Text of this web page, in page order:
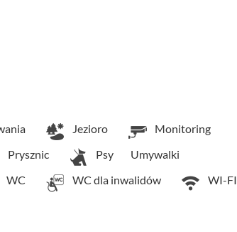
Jezioro
Monitoring
Prysznic Psy
Umywalki
WC WC dla inwalidów
WI-FI